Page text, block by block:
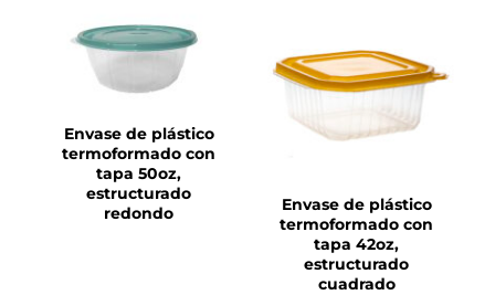
DETALLES
Envase de plástico
termoformado con
tapa 50oz,
estructurado
redondo
DETALLES
Envase de plástico
termoformado con
tapa 42oz,
estructurado
cuadrado